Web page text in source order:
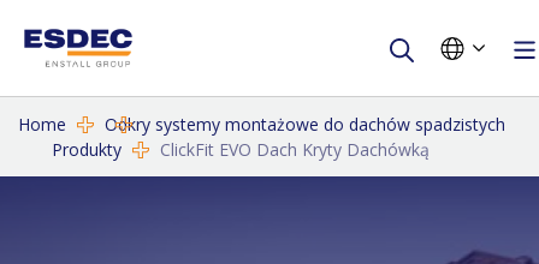
Home
Odkry systemy montażowe do dachów spadzistych
Produkty
ClickFit EVO Dach Kryty Dachówką
Imię
Imię